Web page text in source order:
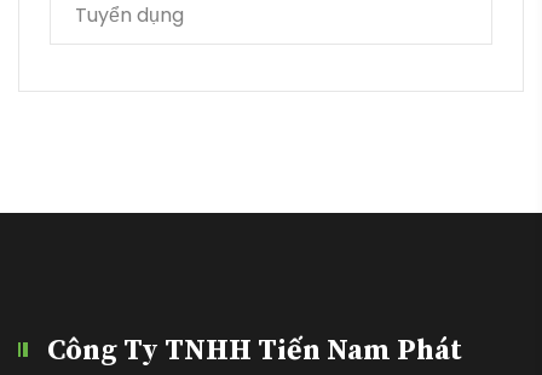
Tuyển dụng
Công Ty TNHH Tiến Nam Phát